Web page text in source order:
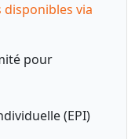
via
pour
(EPI)